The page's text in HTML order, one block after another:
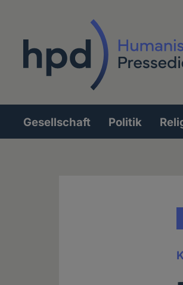
Hauptnavigation
Gesellschaft Politik